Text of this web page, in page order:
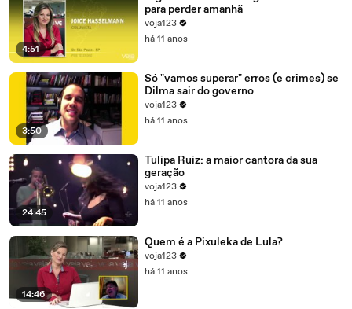
4:51
para perder amanhã
voja123
há 11 anos
3:50
Só "vamos superar" erros (e crimes) se
Dilma sair do governo
voja123
há 11 anos
24:45
Tulipa Ruiz: a maior cantora da sua
geração
voja123
há 11 anos
14:46
Quem é a Pixuleka de Lula?
voja123
há 11 anos